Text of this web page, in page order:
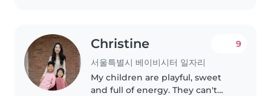
Christine
서울특별시 베이비시터 일자리
9
My children are playful, sweet
and full of energy. They can't